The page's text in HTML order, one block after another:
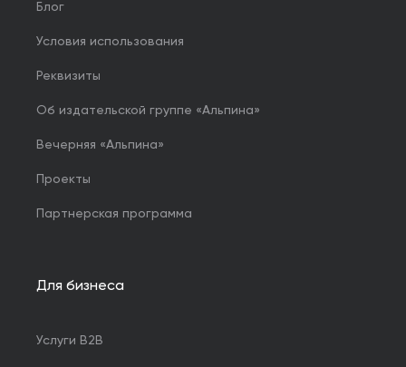
Блог
Условия использования
Реквизиты
Об издательской группе «Альпина»
Вечерняя «Альпина»
Проекты
Партнерская программа
Для бизнеса
Услуги B2B